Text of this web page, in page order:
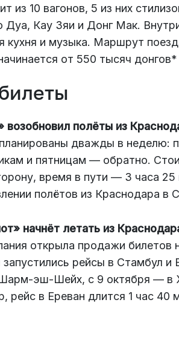
из 10 вагонов, 5 из них
Дуа, Кау Зяи и Донг Мак.
кухня и музыка. Маршрут
от 550 тысяч
возобновил полёты из
дважды в неделю:
и пятницам — обратно.
время в пути — 3 часа
полётов из Краснодара
начнёт летать из
открыла продажи
запустились рейсы в Стамбул
эш-Шейх, с 9 октября — в
рейс в Ереван длится 1 час 40